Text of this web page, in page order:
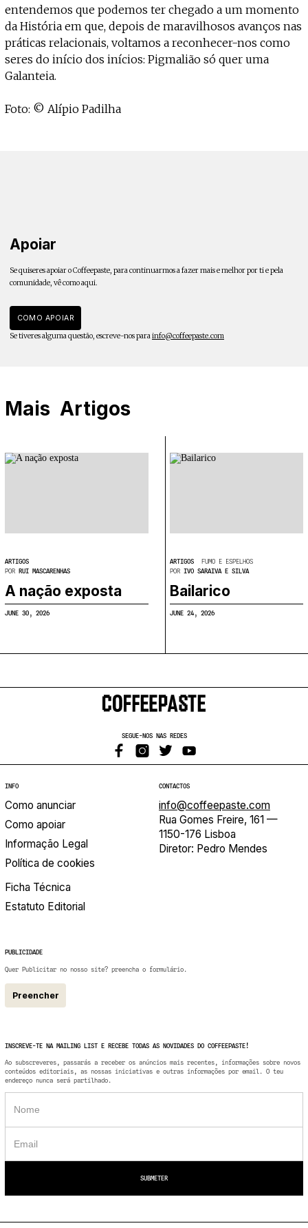
entendemos que podemos ter chegado a um momento
da História em que, depois de maravilhosos avanços nas
práticas relacionais, voltamos a reconhecer-nos como
seres do início dos inícios: Pigmalião só quer uma
Galanteia.
Foto: © Alípio Padilha
Apoiar
Se quiseres apoiar o Coffeepaste, para continuarmos a fazer mais e melhor por ti e pela
comunidade, vê como aqui.
COMO APOIAR
Se tiveres alguma questão, escreve-nos parainfo@coffeepaste.com
Mais Artigos
ARTIGOS
POR RUI MASCARENHAS
A nação exposta
JUNE 30, 2026
ARTIGOS
FUMO E ESPELHOS
POR IVO SARAIVA E SILVA
Bailarico
JUNE 24, 2026
SEGUE-NOS NAS REDES
INFO
Como anunciar
Como apoiar
Informação Legal
Política de cookies
Ficha Técnica
Estatuto Editorial
CONTACTOS
info@coffeepaste.com
Rua Gomes Freire, 161 —
1150-176 Lisboa
Diretor: Pedro Mendes
PUBLICIDADE
Quer Publicitar no nosso site? preencha o formulário.
Preencher
INSCREVE-TE NA MAILING LIST E RECEBE TODAS AS NOVIDADES DO COFFEEPASTE!
Ao subscreveres, passarás a receber os anúncios mais recentes, informações sobre novos
conteúdos editoriais, as nossas iniciativas e outras informações por email. O teu
endereço nunca será partilhado.